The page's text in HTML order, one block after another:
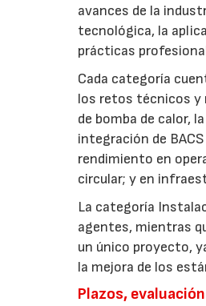
avances de la
tecnológica, la
prácticas
Cada categoría
los retos técnicos y
de bomba de calor,
integración de
rendimiento en
circular; y en
La categoría
agentes, mientras
un único proyecto,
la mejora de los
Plazos,